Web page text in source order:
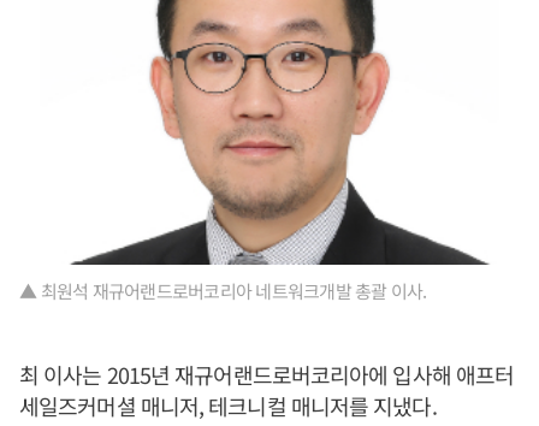
▲ 최원석 재규어랜드로버코리아 네트워크개발 총괄 이사.
최 이사는 2015년 재규어랜드로버코리아에 입사해 애프터
세일즈커머셜 매니저, 테크니컬 매니저를 지냈다.